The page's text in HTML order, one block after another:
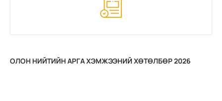
ОЛОН НИЙТИЙН АРГА ХЭМЖЭЭНИЙ ХӨТӨЛБӨР 2026